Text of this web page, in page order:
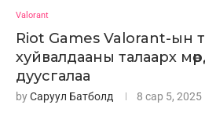
Valorant
Riot Games Valorant-ын
хуйвалдааны талаарх
дуусгалаа
byСаруул Батболд 8 сар 5, 2025